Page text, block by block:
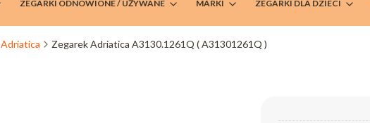
ZEGARKI ODNOWIONE / UŻYWANE MARKI ZEGARKI DLA DZIECI
Adriatica Zegarek Adriatica A3130.1261Q ( A31301261Q )